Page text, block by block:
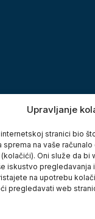
Upravljanje
stranici bio
sprema na vaše
Oni služe da bi
iskustvo pregledavanja
na upotrebu
pregledavati web